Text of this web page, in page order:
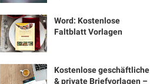
Word: Kostenlose
Faltblatt Vorlagen
Kostenlose geschäftliche
& private Briefvorlagen –